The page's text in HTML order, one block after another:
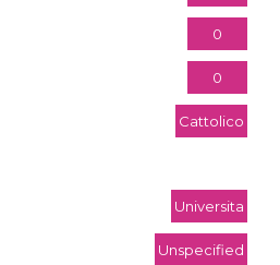
0
0
Cattolico
Universita
Unspecified